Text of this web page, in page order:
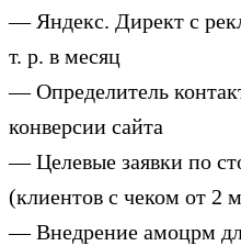
— Яндекс. Директ с
т. р. в месяц
— Определитель
конверсии сайта
— Целевые заявки по
(клиентов с чеком от 2
— Внедрение амоцрм